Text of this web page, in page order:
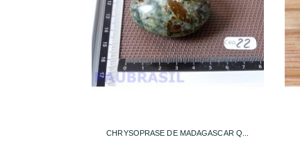
CHRYSOPRASE DE MADAGASCAR Q...